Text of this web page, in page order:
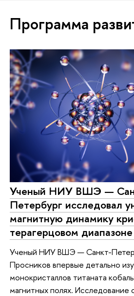
Программа
Ученый НИУ ВШЭ —
Петербург исследовал
магнитную динамику
терагерцовом
Ученый НИУ ВШЭ — Санкт-
Просников впервые детально
монокристаллов титаната
магнитных полях. Исследование